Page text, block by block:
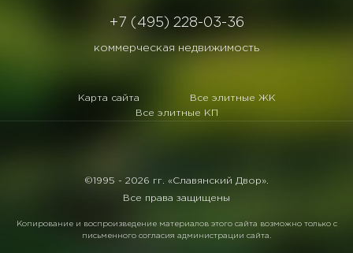
+7 (495) 228-03-36
коммерческая недвижимость
Карта сайта
Все элитные ЖК
Все элитные КП
©1995 - 2026 гг. «Славянский Двор».
Все права защищены
Копирование и воспроизведение материалов этого сайта возможно только с
письменного согласия администрации сайта.